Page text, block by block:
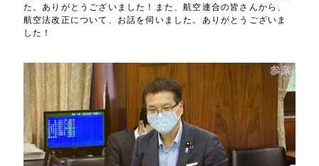
た。ありがとうございました！また、航空連合の皆さんから、
航空法改正について、お話を伺いました。ありがとうございま
した！